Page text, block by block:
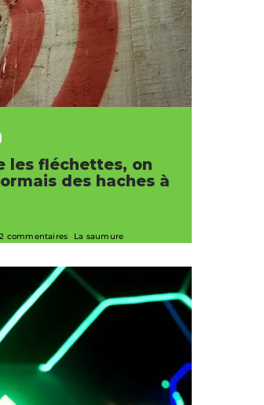
les fléchettes, on
des haches à
2 commentaires La saumure